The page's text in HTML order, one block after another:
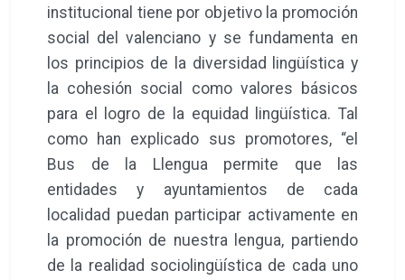
institucional tiene por objetivo la promoción
social del valenciano y se fundamenta en
los principios de la diversidad lingüística y
la cohesión social como valores básicos
para el logro de la equidad lingüística. Tal
como han explicado sus promotores, “el
Bus de la Llengua permite que las
entidades y ayuntamientos de cada
localidad puedan participar activamente en
la promoción de nuestra lengua, partiendo
de la realidad sociolingüística de cada uno